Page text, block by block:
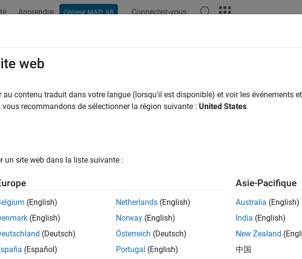
Apprendre Obtenir MATLAB Connectez-vous
Management
management
demonstrate AI techniques to optimize beam selection and management.
Network for Beam Selection
network to reduce overhead in the beam selection task by using the location of the receiver rather than
Agent for Beam Selection
Train a deep Q-network (DQN)
web
au contenu traduit dans votre langue (lorsqu'il est disponible) et voir les événements
vous recommandons de sélectionner la région suivante : United States.
un site web dans la liste suivante :
(English)
(English)
(Deutsch)
(Español)
Netherlands (English)
Norway (English)
Österreich (Deutsch)
Portugal (English)
Asie-Pacifique
Australia (English)
India (English)
New Zealand
中国